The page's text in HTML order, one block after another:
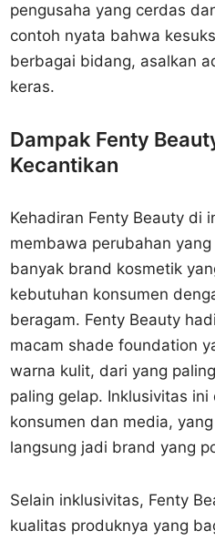
pengusaha yang cerdas
contoh nyata bahwa
berbagai bidang, asalkan
keras.
Dampak Fenty
Kecantikan
Kehadiran Fenty Beauty di
membawa perubahan
banyak brand kosmetik
kebutuhan konsumen
beragam. Fenty Beauty
macam shade foundation
warna kulit, dari yang
paling gelap. Inklusivitas
konsumen dan media,
langsung jadi brand yang
Selain inklusivitas, Fenty
kualitas produknya yang